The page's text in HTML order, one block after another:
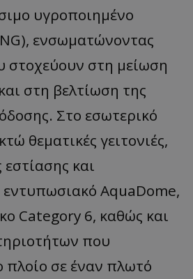
υγροποιημένο
ενσωματώνοντας
στοχεύουν στη μείωση
στη βελτίωση της
Στο εσωτερικό
θεματικές γειτονιές,
και
AquaDome,
Category 6, καθώς και
που
πλοίο σε έναν πλωτό